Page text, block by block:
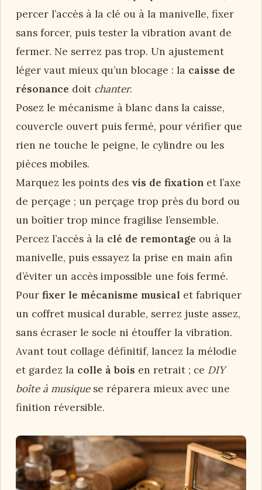
percer l’accès à la clé ou à la manivelle, fixer
sans forcer, puis tester la vibration avant de
fermer. Ne serrez pas trop. Un ajustement
léger vaut mieux qu’un blocage : la caisse de
résonance doit chanter.
Posez le mécanisme à blanc dans la caisse,
couvercle ouvert puis fermé, pour vérifier que
rien ne touche le peigne, le cylindre ou les
pièces mobiles.
Marquez les points des vis de fixation et l’axe
de perçage ; un perçage trop près du bord ou
un boîtier trop mince fragilise l’ensemble.
Percez l’accès à la clé de remontage ou à la
manivelle, puis essayez la prise en main afin
d’éviter un accès impossible une fois fermé.
Pour fixer le mécanisme musical et fabriquer
un coffret musical durable, serrez juste assez,
sans écraser le socle ni étouffer la vibration.
Avant tout collage définitif, lancez la mélodie
et gardez la colle à bois en retrait ; ce DIY
boîte à musiquese réparera mieux avec une
finition réversible.